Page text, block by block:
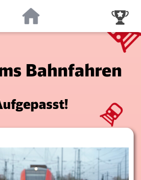
Bahnfahren